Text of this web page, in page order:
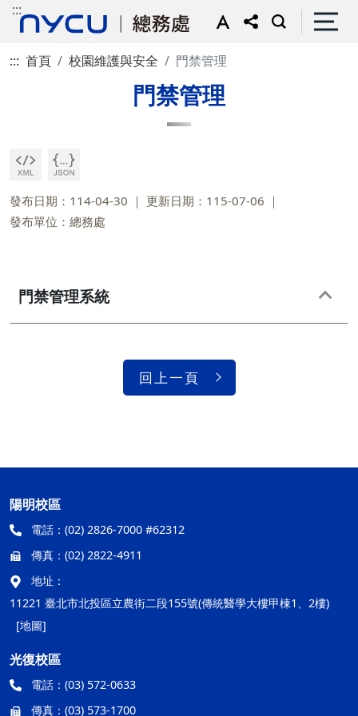
:::
::: 首頁 校園維護與安全 門禁管理
門禁管理
發布日期：114-04-30
更新日期：115-07-06
發布單位：總務處
門禁管理系統
回上一頁
陽明校區
電話： (02) 2826-7000 #62312
傳真： (02) 2822-4911
地址：
11221 臺北市北投區立農街二段155號(傳統醫學大樓甲棟1、2樓)
[地圖]
光復校區
電話： (03) 572-0633
傳真： (03) 573-1700